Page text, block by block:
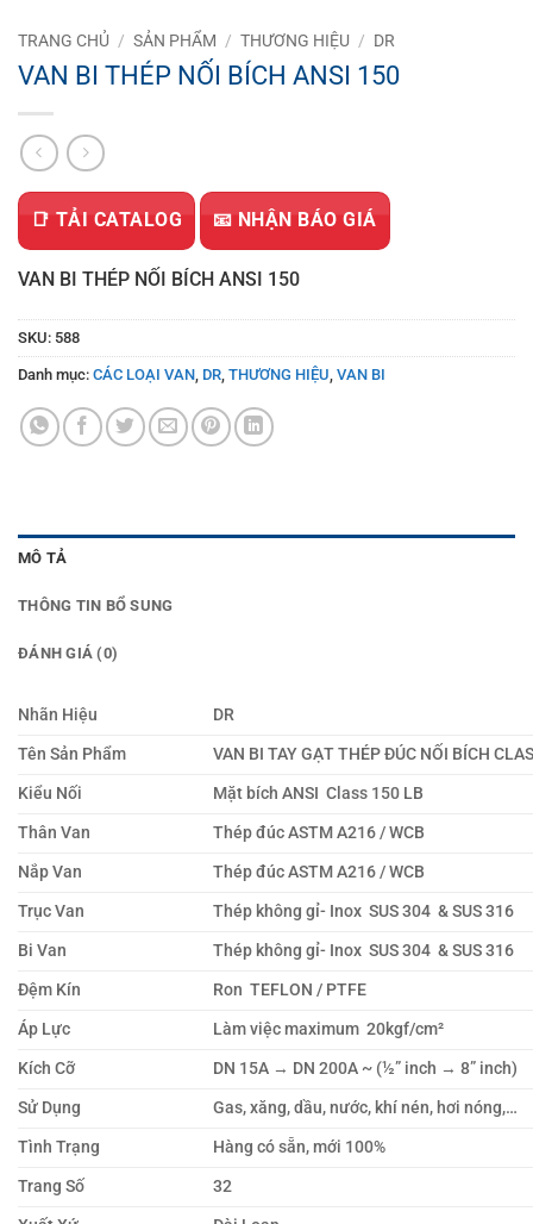
TRANG CHỦ / SẢN PHẨM / THƯƠNG HIỆU / DR
VAN BI THÉP NỐI BÍCH ANSI 150
📑 TẢI CATALOG 📧 NHẬN BÁO GIÁ
VAN BI THÉP NỐI BÍCH ANSI 150
SKU: 588
Danh mục: CÁC LOẠI VAN DR THƯƠNG HIỆU VAN BI
MÔ TẢ
THÔNG TIN BỔ SUNG
ĐÁNH GIÁ (0)
Nhãn Hiệu
DR
Tên Sản Phẩm
VAN BI TAY GẠT THÉP ĐÚC NỐI BÍCH
Kiểu Nối
Mặt bích ANSI Class 150 LB
Thân Van
Thép đúc ASTM A216 / WCB
Nắp Van
Thép đúc ASTM A216 / WCB
Trục Van
Thép không gỉ- Inox SUS 304 & SUS 316
Bi Van
Thép không gỉ- Inox SUS 304 & SUS 316
Đệm Kín
Ron TEFLON / PTFE
Áp Lực
Làm việc maximum 20kgf/cm²
Kích Cỡ
DN 15A → DN 200A ~ (½” inch → 8” inch)
Sử Dụng
Gas, xăng, dầu, nước, khí nén, hơi nóng,…
Tình Trạng
Hàng có sẵn, mới 100%
Trang Số
32